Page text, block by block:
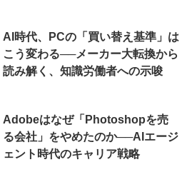
AI時代、PCの「買い替え基準」は
こう変わる──メーカー大転換から
読み解く、知識労働者への示唆
Adobeはなぜ「Photoshopを売
る会社」をやめたのか──AIエージ
ェント時代のキャリア戦略